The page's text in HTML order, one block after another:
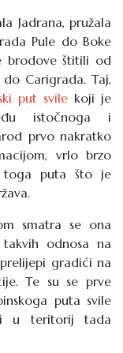
Jadrana, pružala
Pule do Boke
brodove štitili od
Carigrada. Taj,
put svile koji je
istočnoga i
prvo nakratko
vrlo brzo
toga puta što je
smatra se ona
odnosa na
gradići na
Te su se prve
puta svile
i u teritorij tada